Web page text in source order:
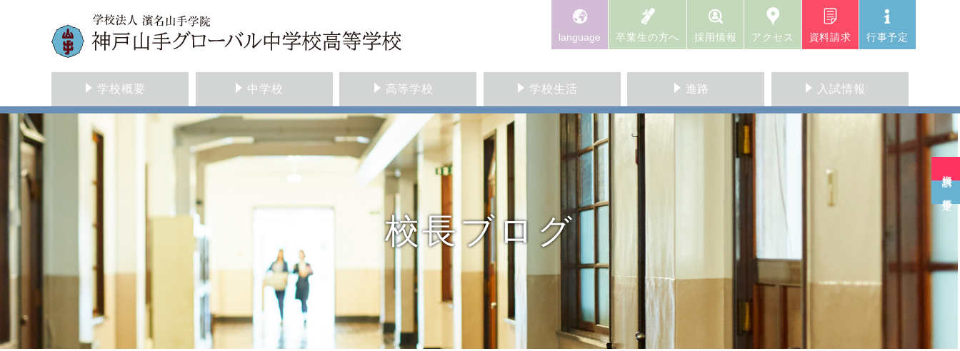
language 卒業生の方へ 採用情報 アクセス 資料請求 行事予定
学校概要 中学校 高等学校 学校生活 進路 入試情報
校長ブログ